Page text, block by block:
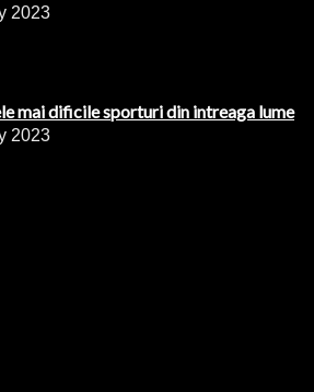
2023
mai dificile sporturi din intreaga lume
2023